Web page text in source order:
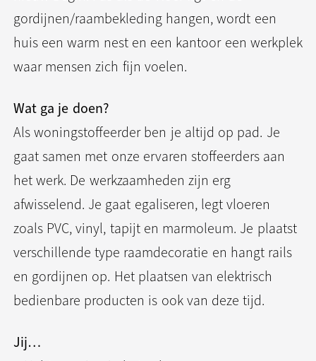
gordijnen/raambekleding hangen, wordt een
huis een warm nest en een kantoor een werkplek
waar mensen zich fijn voelen.
Wat ga je doen?
Als woningstoffeerder ben je altijd op pad. Je
gaat samen met onze ervaren stoffeerders aan
het werk. De werkzaamheden zijn erg
afwisselend. Je gaat egaliseren, legt vloeren
zoals PVC, vinyl, tapijt en marmoleum. Je plaatst
verschillende type raamdecoratie en hangt rails
en gordijnen op. Het plaatsen van elektrisch
bedienbare producten is ook van deze tijd.
Jij…